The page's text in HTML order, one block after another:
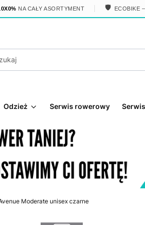
NA CAŁY ASORTYMENT 🛡️ ECOBIKE –
Odzież Serwis rowerowy
Moderate unisex czarne